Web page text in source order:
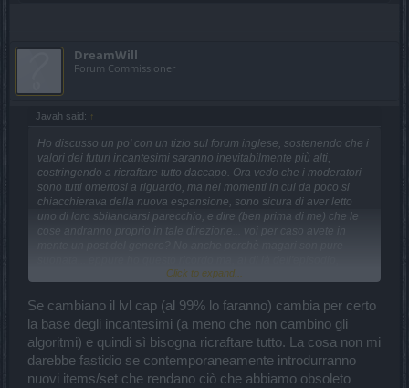
DreamWill
Forum Commissioner
Javah said: ↑
Ho discusso un po' con un tizio sul forum inglese, sostenendo che i
valori dei futuri incantesimi saranno inevitabilmente più alti,
costringendo a ricraftare tutto daccapo. Ora vedo che i moderatori
sono tutti omertosi a riguardo, ma nei momenti in cui da poco si
chiacchierava della nuova espansione, sono sicura di aver letto
uno di loro sbilanciarsi parecchio, e dire (ben prima di me) che le
cose andranno proprio in tale direzione... voi per caso avete in
scommetterei su come andrà a finire con l'espansione...
Click to expand...
Se cambiano il lvl cap (al 99% lo faranno) cambia per certo
la base degli incantesimi (a meno che non cambino gli
algoritmi) e quindi sì bisogna ricraftare tutto. La cosa non mi
darebbe fastidio se contemporaneamente introdurranno
nuovi items/set che rendano ciò che abbiamo obsoleto